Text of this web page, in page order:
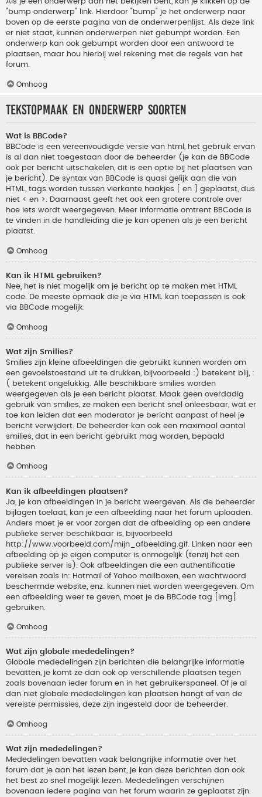
"bump onderwerp" link. Hierdoor "bump" je het onderwerp naar
boven op de eerste pagina van de onderwerpenlijst. Als deze link
er niet staat, kunnen onderwerpen niet gebumpt worden. Een
onderwerp kan ook gebumpt worden door een antwoord te
plaatsen, maar hou hierbij wel rekening met de regels van het
forum.
Omhoog
Tekstopmaak en onderwerp soorten
Wat is BBCode?
BBCode is een vereenvoudigde versie van html, het gebruik ervan
is al dan niet toegestaan door de beheerder (je kan de BBCode
ook per bericht uitschakelen, dit is een optie bij het plaatsen van
je bericht). De syntax van BBCode is quasi gelijk aan die van
HTML, tags worden tussen vierkante haakjes [ en ] geplaatst, dus
niet < en >. Daarnaast geeft het ook een grotere controle over
hoe iets wordt weergegeven. Meer informatie omtrent BBCode is
te vinden in de handleiding die je kan openen als je een bericht
plaatst.
Omhoog
Kan ik HTML gebruiken?
Nee, het is niet mogelijk om je bericht op te maken met HTML
code. De meeste opmaak die je via HTML kan toepassen is ook
via BBCode mogelijk.
Omhoog
Wat zijn Smilies?
Smilies zijn kleine afbeeldingen die gebruikt kunnen worden om
een gevoelstoestand uit te drukken, bijvoorbeeld :) betekent blij, :
( betekent ongelukkig. Alle beschikbare smilies worden
weergegeven als je een bericht plaatst. Maak geen overdadig
gebruik van smilies, ze maken een bericht snel onleesbaar, wat er
toe kan leiden dat een moderator je bericht aanpast of heel je
bericht verwijdert. De beheerder kan ook een maximaal aantal
smilies, dat in een bericht gebruikt mag worden, bepaald
hebben.
Omhoog
Kan ik afbeeldingen plaatsen?
Ja, je kan afbeeldingen in je bericht weergeven. Als de beheerder
bijlagen toelaat, kan je een afbeelding naar het forum uploaden.
Anders moet je er voor zorgen dat de afbeelding op een andere
publieke server beschikbaar is, bijvoorbeeld
http://www.voorbeeld.com/mijn_afbeelding.gif. Linken naar een
afbeelding op je eigen computer is onmogelijk (tenzij het een
publieke server is). Ook afbeeldingen die een authentificatie
vereisen zoals in: Hotmail of Yahoo mailboxen, een wachtwoord
beschermde website, enz. kunnen niet worden weergegeven. Om
een afbeelding weer te geven, moet je de BBCode tag [img]
gebruiken.
Omhoog
Wat zijn globale mededelingen?
Globale mededelingen zijn berichten die belangrijke informatie
bevatten, je komt ze dan ook op verschillende plaatsen tegen
zoals bovenaan ieder forum en in het gebruikerspaneel. Of je al
dan niet globale mededelingen kan plaatsen hangt af van de
vereiste permissies, deze zijn ingesteld door de beheerder.
Omhoog
Wat zijn mededelingen?
Mededelingen bevatten vaak belangrijke informatie over het
forum dat je aan het lezen bent, je kan deze berichten dan ook
het best zo snel mogelijk lezen. Mededelingen verschijnen
bovenaan iedere pagina van het forum waarin ze geplaatst zijn.